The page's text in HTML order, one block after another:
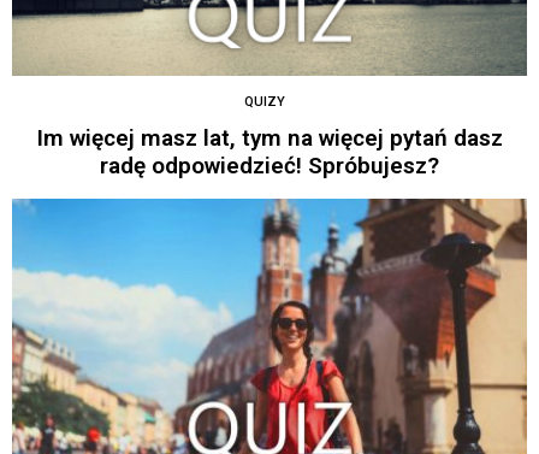
QUIZY
Im więcej masz lat, tym na więcej pytań dasz
radę odpowiedzieć! Spróbujesz?